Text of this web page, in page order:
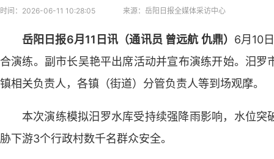
时间： 2026-06-11 10:28:05 来源： 岳阳日报全媒体采访中心
岳阳日报6月11日讯（通讯员 曾远航 仇鼎） 6月10
合演练。副市长吴艳平出席活动并宣布演练开始。汨
镇相关负责人，各镇（街道）分管负责人等到场观摩。
本次演练模拟汨罗水库受持续强降雨影响，水位
胁下游3个行政村数千名群众安全。